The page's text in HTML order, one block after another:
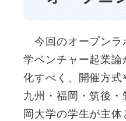
今回のオープンラ
学ベンチャー起業
化すべく、開催方
九州・福岡・筑後
岡大学の学生が主